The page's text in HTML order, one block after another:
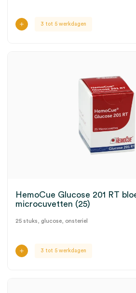
3 tot 5 werkdagen
HemoCue Glucose 201 RT
microcuvetten (25)
25 stuks, glucose, onsteriel
3 tot 5 werkdagen